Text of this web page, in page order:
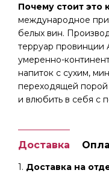
Почему стоит это
международное
белых вин.
терруар провинции
умеренно-
напиток с сухим,
переходящей порой
и влюбить в себя с
Доставка
1. Доставка на